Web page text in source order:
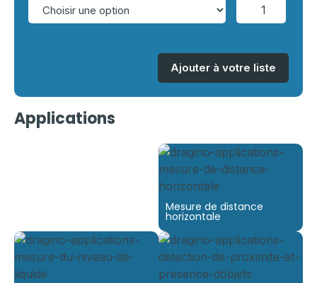
Ajouter à votre liste
Applications
Gestion
intelligente
des poubelles
Gestion
Mesure de distance
horizontale